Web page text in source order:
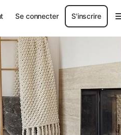
Se connecter S'inscrire